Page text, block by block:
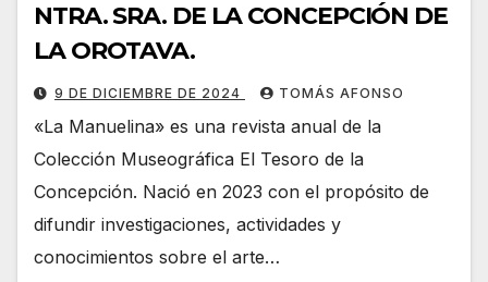
NTRA. SRA. DE LA CONCEPCIÓN DE
LA OROTAVA.
9 DE DICIEMBRE DE 2024 TOMÁS AFONSO
«La Manuelina» es una revista anual de la
Colección Museográfica El Tesoro de la
Concepción. Nació en 2023 con el propósito de
difundir investigaciones, actividades y
conocimientos sobre el arte…